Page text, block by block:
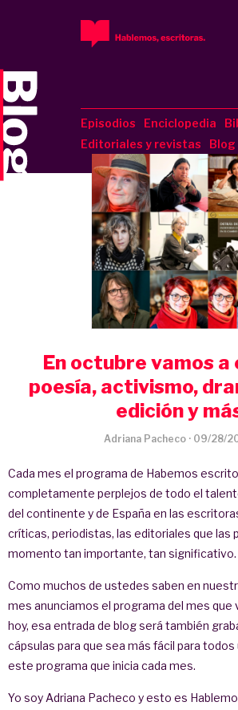
Episodios Enciclopedia
Editoriales y revistas
Blog
En octubre vamos
poesía, activismo,
edición y
Adriana Pacheco · 09/28/
Cada mes el programa de Habemos
completamente perplejos de todo el
del continente y de España en las
críticas, periodistas, las editoriales que las
momento tan importante, tan significativo.
Como muchos de ustedes saben en
mes anunciamos el programa del mes que
hoy, esa entrada de blog será también
cápsulas para que sea más fácil para
este programa que inicia cada mes.
Yo soy Adriana Pacheco y esto es